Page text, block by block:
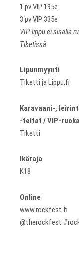
1 pv VIP 195e
3 pv VIP 335e
VIP-lippu ei sisällä
Tiketissä.
Lipunmyynti
Tiketti ja Lippu.fi
Karavaani-,
-teltat / VIP-
Tiketti
Ikäraja
K18
Online
www.rockfest.fi
@therockfest